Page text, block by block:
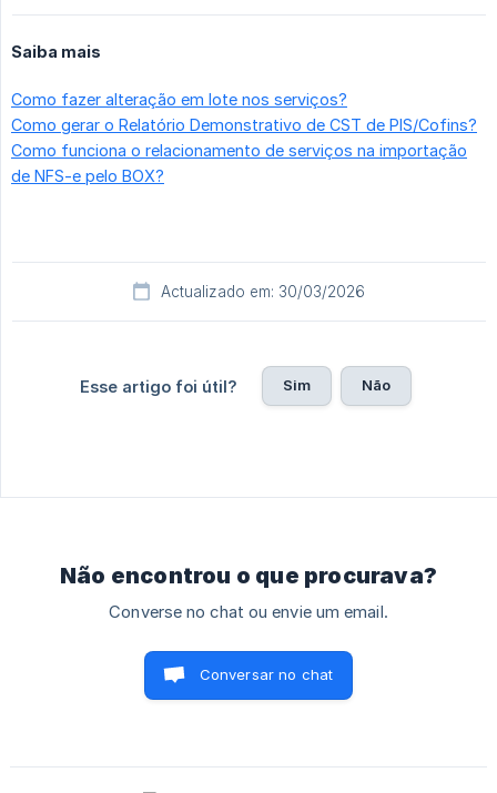
Saiba mais
Como fazer alteração em lote nos serviços?
Como gerar o Relatório Demonstrativo de CST de PIS/Cofins?
Como funciona o relacionamento de serviços na importação
de NFS-e pelo BOX?
Actualizado em: 30/03/2026
Esse artigo foi útil? Sim Não
Não encontrou o que procurava?
Converse no chat ou envie um email.
Conversar no chat